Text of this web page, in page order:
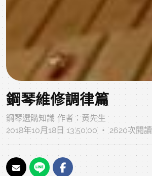
鋼琴維修調律篇
鋼琴選購知識 作者：黃先生
2018年10月18日 13:50:00 ‧ 2620次閱讀